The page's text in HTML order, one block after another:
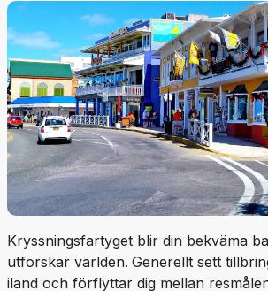
Kryssningsfartyget blir din bekväma
utforskar världen. Generellt sett
iland och förflyttar dig mellan